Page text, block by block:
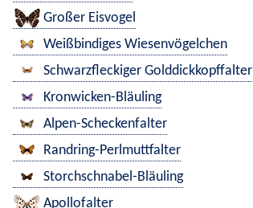
Großer Eisvogel
Weißbindiges Wiesenvögelchen
Schwarzfleckiger Golddickkopffalter
Kronwicken-Bläuling
Alpen-Scheckenfalter
Randring-Perlmuttfalter
Storchschnabel-Bläuling
Apollofalter